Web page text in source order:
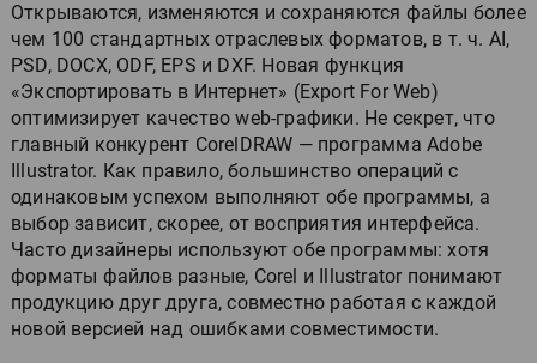
Открываются, изменяются и сохраняются файлы более
чем 100 стандартных отраслевых форматов, в т. ч. AI,
PSD, DOCX, ODF, EPS и DXF. Новая функция
«Экспортировать в Интернет» (Export For Web)
оптимизирует качество web-графики. Не секрет, что
главный конкурент CorelDRAW — программа Adobe
Illustrator. Как правило, большинство операций с
одинаковым успехом выполняют обе программы, а
выбор зависит, скорее, от восприятия интерфейса.
Часто дизайнеры используют обе программы: хотя
форматы файлов разные, Corel и Illustrator понимают
продукцию друг друга, совместно работая с каждой
новой версией над ошибками совместимости.